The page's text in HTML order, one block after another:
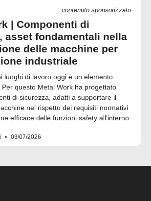
contenuto sponsorizzato
| Componenti di
asset fondamentali nella
delle macchine per
industriale
luoghi di lavoro oggi è un elemento
Per questo Metal Work ha progettato
di sicurezza, adatti a supportare il
nel rispetto dei requisiti normativi
efficace delle funzioni safety all’interno
03/07/2026